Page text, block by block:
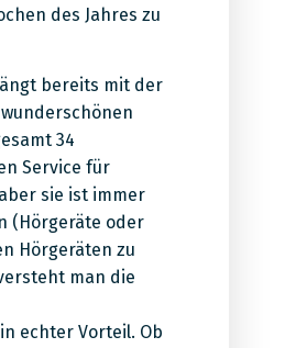
des Jahres zu
bereits mit der
34
Service für
sie ist immer
(Hörgeräte oder
Hörgeräten zu
man die
echter Vorteil. Ob